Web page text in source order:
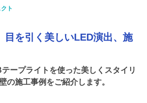
コラム
販売・施工代理店募集
ト
目を引く美しいLED演出、施
ープライトを使った美しくスタイリ
の施工事例をご紹介します。